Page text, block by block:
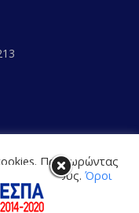
Rights Reserved.
Προχωρώντας
αποδοχή τους. Όροι